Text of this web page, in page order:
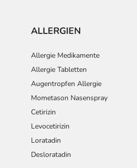
ALLERGIEN
Allergie Medikamente
Allergie Tabletten
Augentropfen Allergie
Mometason Nasenspray
Cetirizin
Levocetirizin
Loratadin
Desloratadin